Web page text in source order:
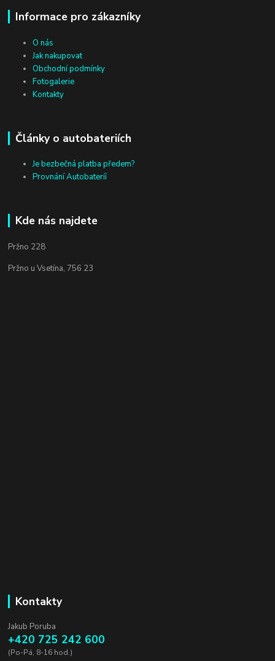
Informace pro zákazníky
O nás
Jak nakupovat
Obchodní podmínky
Fotogalerie
Kontakty
Články o autobateriích
Je bezbečná platba předem?
Provnání Autobateríí
Kde nás najdete
Pržno 228
Pržno u Vsetína, 756 23
Kontakty
Jakub Poruba
+420 725 242 600
(Po-Pá, 8-16 hod.)